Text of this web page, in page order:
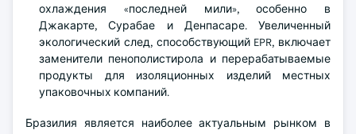
охлаждения «последней мили», особенно в
Джакарте, Сурабае и Денпасаре. Увеличенный
экологический след, способствующий EPR, включает
заменители пенополистирола и перерабатываемые
продукты для изоляционных изделий местных
упаковочных компаний.
Бразилия является наиболее актуальным рынком в